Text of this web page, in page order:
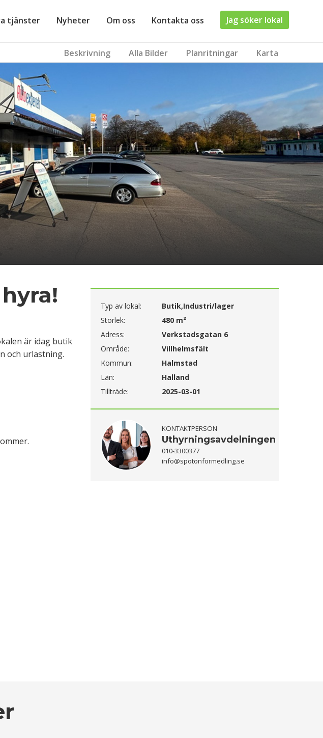
tjänster Nyheter Om oss Kontakta oss Jag söker lokal
Beskrivning Alla Bilder Planritningar Karta
är idag butik
och urlastning.
Typ av lokal:
Butik,Industri/lager
Storlek:
480 m²
Adress:
Verkstadsgatan 6
Område:
Villhelmsfält
Kommun:
Halmstad
Län:
Halland
Tillträde:
2025-03-01
KONTAKTPERSON
Uthyrningsavdelningen
010-3300377
info@spotonformedling.se